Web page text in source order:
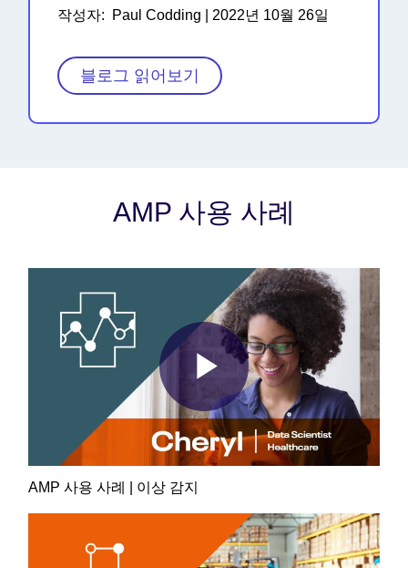
작성자: Paul Codding | 2022년 10월 26일
블로그 읽어보기
AMP 사용 사례
Play
Video
AMP 사용 사례 | 이상 감지